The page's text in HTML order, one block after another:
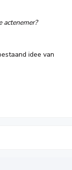
idee van